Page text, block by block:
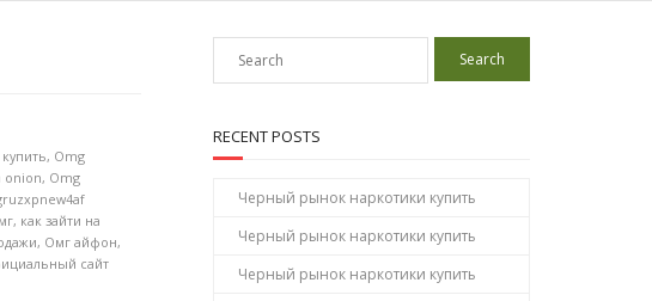
, Omg
onion, Omg
, как зайти на
, Омг айфон,
сайт
RECENT POSTS
Черный рынок наркотики купить
Черный рынок наркотики купить
Черный рынок наркотики купить